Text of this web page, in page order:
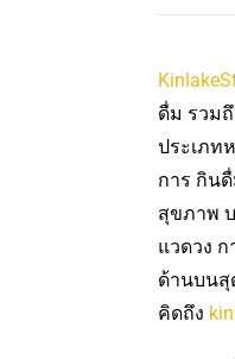
ดื่ม รวม
ประเภท
การ กิน
สุขภาพ
แวดวง
ด้านบนสุ
คิดถึง